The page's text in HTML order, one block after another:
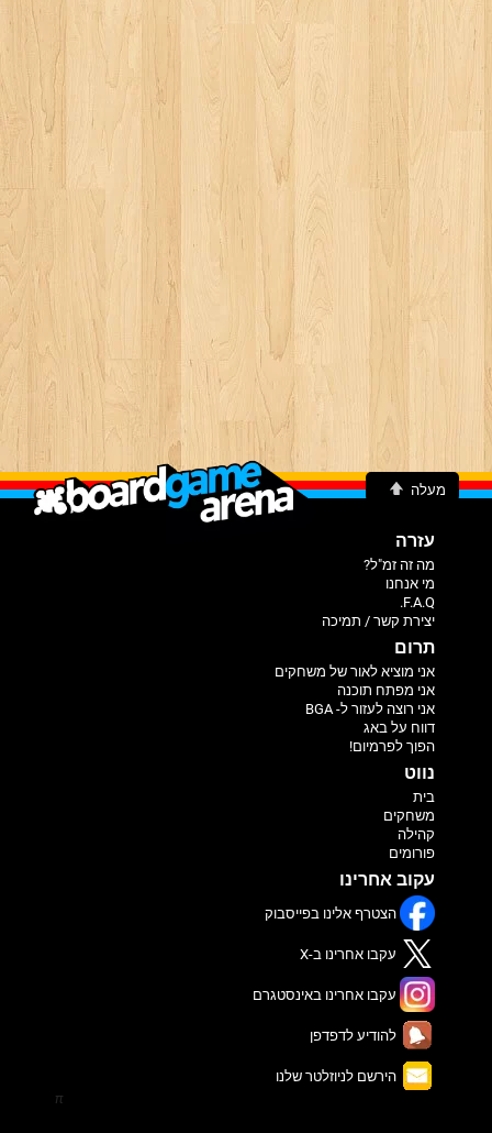
מעלה
עזרה
מה זה זמ"ל?
מי אנחנו
F.A.Q.
יצירת קשר / תמיכה
תרום
אני מוציא לאור של משחקים
אני מפתח תוכנה
אני רוצה לעזור ל- BGA
דווח על באג
הפוך לפרמיום!
נווט
בית
משחקים
קהילה
פורומים
עקוב אחרינו
הצטרף אלינו בפייסבוק
עקבו אחרינו ב-X
עקבו אחרינו באינסטגרם
להודיע לדפדפן
הירשם לניוזלטר שלנו
π